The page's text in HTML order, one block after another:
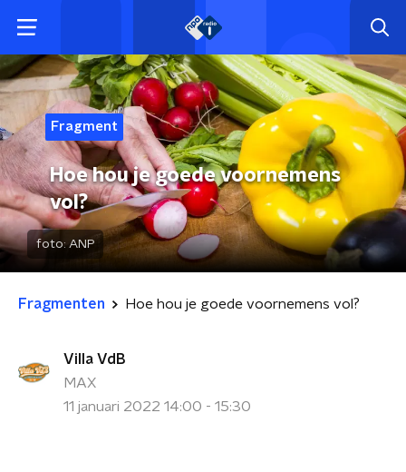
Fragment
Hoe hou je goede voornemens
vol?
foto:ANP
Fragmenten Hoe hou je goede voornemens vol?
Villa VdB
MAX
11 januari 2022 14:00 - 15:30